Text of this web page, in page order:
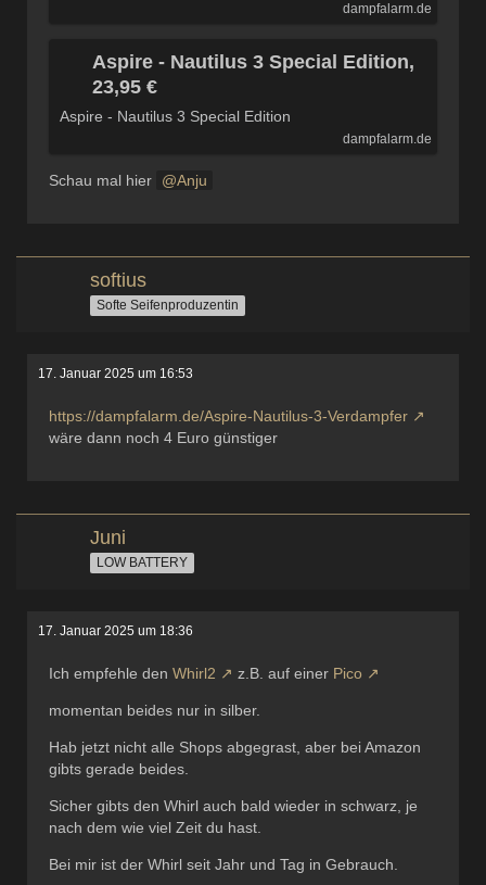
dampfalarm.de
Aspire - Nautilus 3 Special Edition,
23,95 €
Aspire - Nautilus 3 Special Edition
dampfalarm.de
Schau mal hier Anju
softius
Softe Seifenproduzentin
17. Januar 2025 um 16:53
https://dampfalarm.de/Aspire-Nautilus-3-Verdampfer
wäre dann noch 4 Euro günstiger
Juni
LOW BATTERY
17. Januar 2025 um 18:36
Ich empfehle den Whirl2 z.B. auf einer Pico
momentan beides nur in silber.
Hab jetzt nicht alle Shops abgegrast, aber bei Amazon
gibts gerade beides.
Sicher gibts den Whirl auch bald wieder in schwarz, je
nach dem wie viel Zeit du hast.
Bei mir ist der Whirl seit Jahr und Tag in Gebrauch.